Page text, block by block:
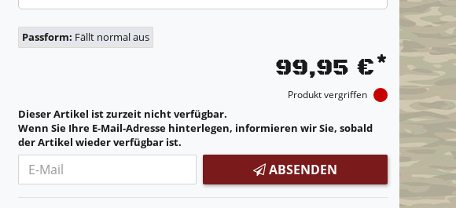
Passform: Fällt normal aus
99,95 €*
Produkt vergriffen
Dieser Artikel ist zurzeit nicht verfügbar.
Wenn Sie Ihre E-Mail-Adresse hinterlegen, informieren wir Sie, sobald
der Artikel wieder verfügbar ist.
ABSENDEN